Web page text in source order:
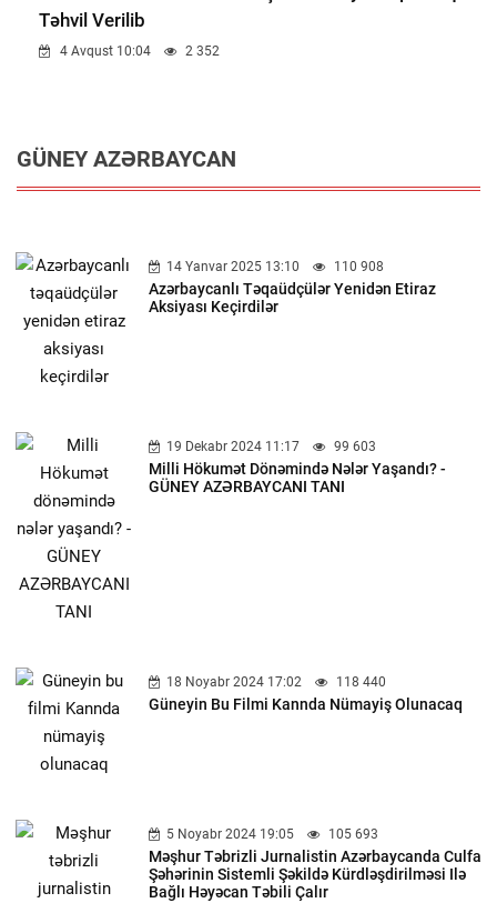
Təhvil Verilib
4 Avqust 10:04 2 352
GÜNEY AZƏRBAYCAN
14 Yanvar 2025 13:10 110 908
Azərbaycanlı Təqaüdçülər Yenidən Etiraz
Aksiyası Keçirdilər
19 Dekabr 2024 11:17 99 603
Milli Hökumət Dönəmində Nələr Yaşandı? -
GÜNEY AZƏRBAYCANI TANI
18 Noyabr 2024 17:02 118 440
Güneyin Bu Filmi Kannda Nümayiş Olunacaq
5 Noyabr 2024 19:05 105 693
Məşhur Təbrizli Jurnalistin Azərbaycanda Culfa
Şəhərinin Sistemli Şəkildə Kürdləşdirilməsi Ilə
Bağlı Həyəcan Təbili Çalır